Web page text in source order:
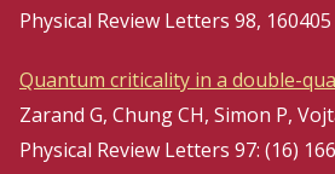
Physical Review Letters 98, 160405
Quantum criticality in a double-
Zarand G, Chung CH, Simon P,
Physical Review Letters 97: (16)